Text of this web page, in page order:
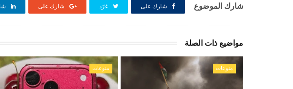
شارك الموضوع شارك على غرّد شارك على
مواضيع ذات الصلة
منوعات منوعات